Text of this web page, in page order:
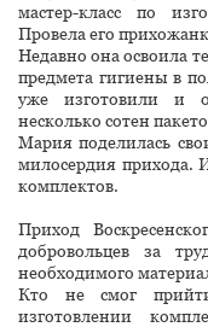
мастер-класс по
Провела его
Недавно она освоила
предмета гигиены в
уже изготовили и
несколько сотен
Мария поделилась
милосердия прихода.
комплектов.
Приход
добровольцев за
необходимого
Кто не смог
изготовлении